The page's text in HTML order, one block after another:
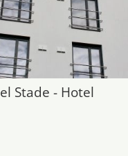
Stade - Hotel